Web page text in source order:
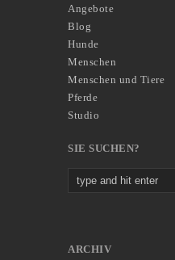
Angebote
Blog
Hunde
Menschen
Menschen und Tiere
Pferde
Studio
SIE SUCHEN?
ARCHIV